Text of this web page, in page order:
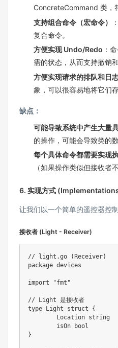
ConcreteCommand 类，
支持组合命令（宏命令）
复合命令。
方便实现 Undo/Redo ：
需的状态，从而支持撤销和
方便实现请求的排队和日
象，可以很容易地将它们存
缺点：
可能导致系统中产生大量
的操作，可能会导致类的数
每个具体命令都需要实现
（如果操作类似但接收者
6. 实现方式
让我们以一个简单的遥控器控
接收者 (Light - Receiver)
// light.go (Receiver)
package devices
import "fmt"
// Light 是接收者
type Light struct
{
	Location
string
	isOn
bool
}